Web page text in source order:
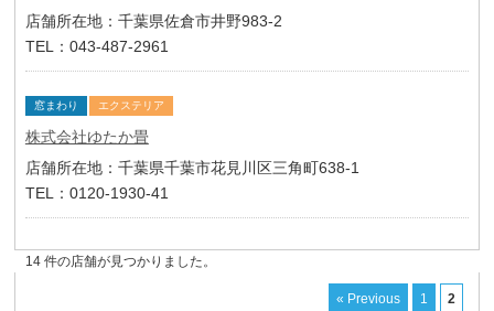
店舗所在地：千葉県佐倉市井野983-2
TEL：043-487-2961
窓まわり エクステリア
株式会社ゆたか畳
店舗所在地：千葉県千葉市花見川区三角町638-1
TEL：0120-1930-41
14 件の店舗が見つかりました。
« Previous 1 2